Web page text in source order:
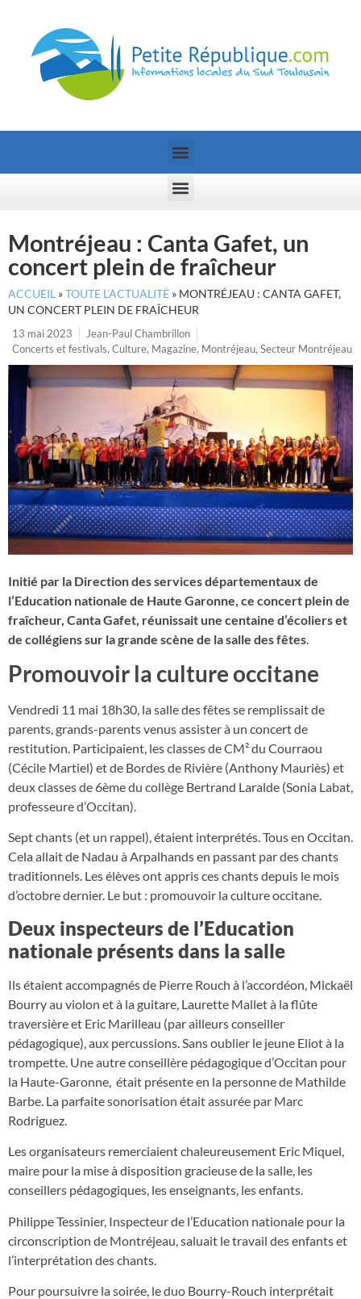
Montréjeau : Canta Gafet, un
concert plein de fraîcheur
ACCUEIL »TOUTE L’ACTUALITÉ » MONTRÉJEAU : CANTA GAFET,
UN CONCERT PLEIN DE FRAÎCHEUR
13 mai 2023
Jean-Paul Chambrillon
Concerts et festivals, Culture, Magazine, Montréjeau, Secteur Montréjeau
Initié par la Direction des services départementaux de
l’Education nationale de Haute Garonne, ce concert plein de
fraîcheur, Canta Gafet, réunissait une centaine d’écoliers et
de collégiens sur la grande scène de la salle des fêtes
Promouvoir la culture occitane
Vendredi 11 mai 18h30, la salle des fêtes se remplissait de
parents, grands-parents venus assister à un concert de
restitution. Participaient, les classes de CM² du Courraou
(Cécile Martiel) et de Bordes de Rivière (Anthony Mauriès) et
deux classes de 6ème du collège Bertrand Laralde (Sonia Labat,
professeure d’Occitan).
Sept chants (et un rappel), étaient interprétés. Tous en Occitan.
Cela allait de Nadau à Arpalhands en passant par des chants
traditionnels. Les élèves ont appris ces chants depuis le mois
d’octobre dernier. Le but : promouvoir la culture occitane.
Deux inspecteurs de l’Education
nationale présents dans la salle
Ils étaient accompagnés de Pierre Rouch à l’accordéon, Mickaël
Bourry au violon et à la guitare, Laurette Mallet à la flûte
traversière et Eric Marilleau (par ailleurs conseiller
pédagogique), aux percussions. Sans oublier le jeune Eliot à la
trompette. Une autre conseillère pédagogique d’Occitan pour
la Haute-Garonne, était présente en la personne de Mathilde
Barbe. La parfaite sonorisation était assurée par Marc
Rodriguez.
Les organisateurs remerciaient chaleureusement Eric Miquel,
maire pour la mise à disposition gracieuse de la salle, les
conseillers pédagogiques, les enseignants, les enfants.
Philippe Tessinier, Inspecteur de l’Education nationale pour la
circonscription de Montréjeau, saluait le travail des enfants et
l’interprétation des chants.
Pour poursuivre la soirée, le duo Bourry-Rouch interprétait